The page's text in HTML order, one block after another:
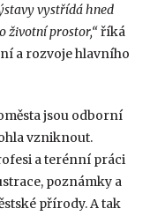
vystřídá hned
životní prostor,“říká
a rozvoje hlavního
jsou odborní
vzniknout.
a terénní práci
poznámky a
přírody. A tak